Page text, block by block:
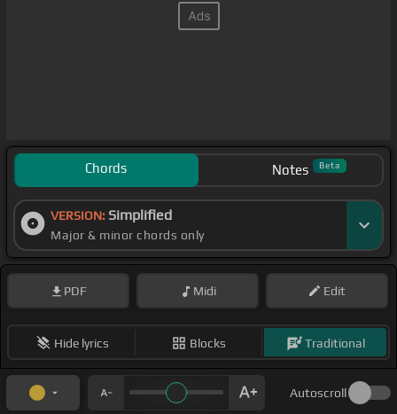
Chords Notes Beta
VERSION: Simplified
Major & minor chords only
PDF Midi Edit
Hide lyrics Blocks Traditional
Autoscroll